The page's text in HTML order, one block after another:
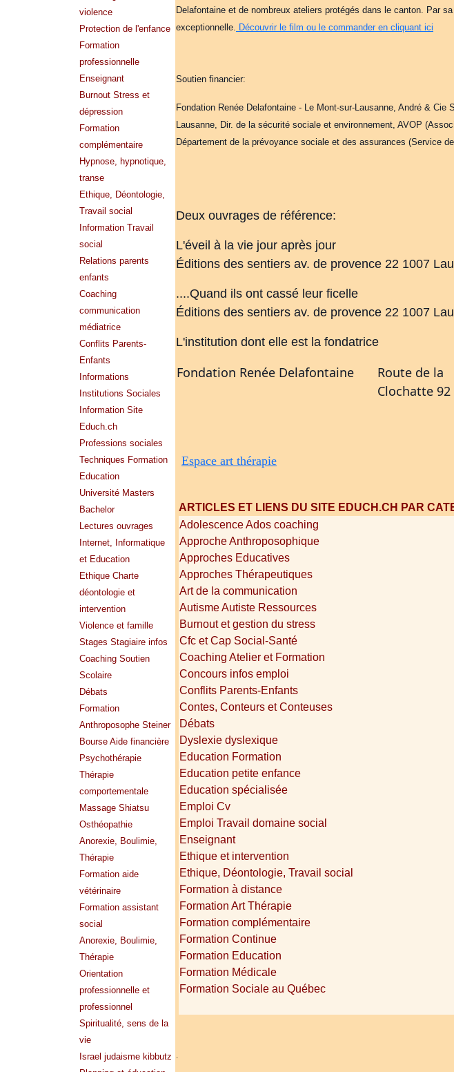
violence
Protection de l'enfance
Formation
professionnelle
Enseignant
Burnout Stress et
dépression
Formation
complémentaire
Hypnose, hypnotique,
transe
Ethique, Déontologie,
Travail social
Information Travail
social
Relations parents
enfants
Coaching
communication
médiatrice
Conflits Parents-
Enfants
Informations
Institutions Sociales
Information Site
Educh.ch
Professions sociales
Techniques Formation
Education
Université Masters
Bachelor
Lectures ouvrages
Internet, Informatique
et Education
Ethique Charte
déontologie et
intervention
Violence et famille
Stages Stagiaire infos
Coaching Soutien
Scolaire
Débats
Formation
Anthroposophe Steiner
Bourse Aide financière
Psychothérapie
Thérapie
comportementale
Massage Shiatsu
Osthéopathie
Anorexie, Boulimie,
Thérapie
Formation aide
vétérinaire
Formation assistant
social
Anorexie, Boulimie,
Thérapie
Orientation
professionnelle et
professionnel
Spiritualité, sens de la
vie
Israel judaisme kibbutz
Delafontaine et de nombreux ateliers protégés dans le canton. Par
exceptionnelle. Découvrir le film ou le commander en cliquant ici
Soutien financier:
Fondation Renée Delafontaine - Le Mont-sur-Lausanne, André &
Lausanne, Dir. de la sécurité sociale et environnement, AVOP
Département de la prévoyance sociale et des assurances (Service
Deux ouvrages de référence:
L'éveil à la vie jour après jour
Éditions des sentiers av. de provence 22 1007
....Quand ils ont cassé leur ficelle
Éditions des sentiers av. de provence 22 1007
L'institution dont elle est la fondatrice
Fondation Renée Delafontaine
Route de la
Clochatte 92
Espace art thérapie
ARTICLES ET LIENS DU SITE EDUCH.CH PAR
Adolescence Ados coaching
Approche Anthroposophique
Approches Educatives
Approches Thérapeutiques
Art de la communication
Autisme Autiste Ressources
Burnout et gestion du stress
Cfc et Cap Social-Santé
Coaching Atelier et Formation
Concours infos emploi
Conflits Parents-Enfants
Contes, Conteurs et Conteuses
Débats
Dyslexie dyslexique
Education Formation
Education petite enfance
Education spécialisée
Emploi Cv
Emploi Travail domaine social
Enseignant
Ethique et intervention
Ethique, Déontologie, Travail social
Formation à distance
Formation Art Thérapie
Formation complémentaire
Formation Continue
Formation Education
Formation Médicale
Formation Sociale au Québec